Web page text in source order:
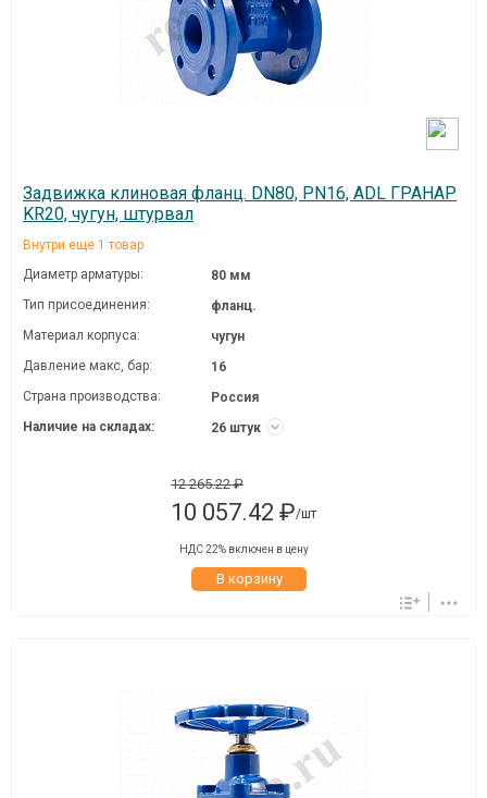
Задвижка клиновая фланц. DN80, PN16, ADL ГРАНАР
KR20, чугун, штурвал
Внутри еще 1 товар
Диаметр арматуры:
80 мм
Тип присоединения:
фланц.
Материал корпуса:
чугун
Давление макc, бар:
16
Страна производства:
Россия
Наличие на складах:
26 штук
12 265.22 ₽
10 057.42 ₽/шт
НДС 22% включен в цену
В корзину